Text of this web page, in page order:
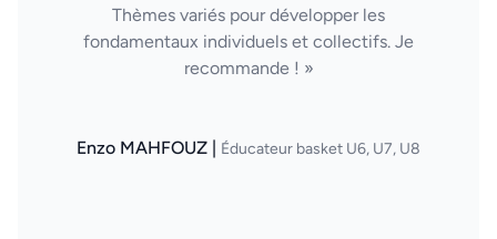
Thèmes variés pour développer les
fondamentaux individuels et collectifs. Je
recommande ! »
Enzo MAHFOUZ | Éducateur basket U6, U7, U8